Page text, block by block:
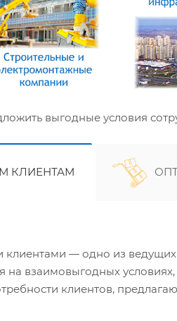
выгодные условия
КЛИЕНТАМ
— одно из
на взаимовыгодных
клиентов,